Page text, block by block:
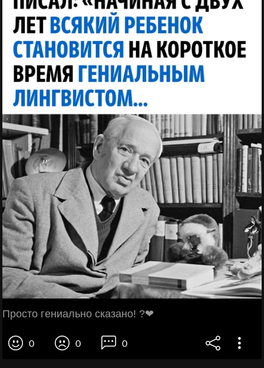
Просто гениально сказано! ?❤
0 0 0